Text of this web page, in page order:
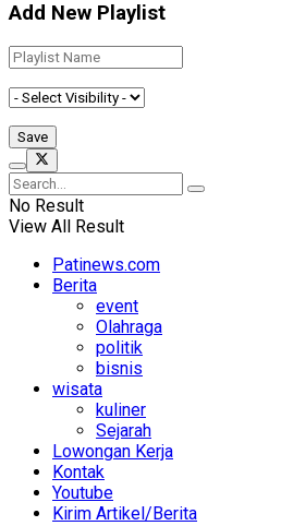
Add New Playlist
No Result
View All Result
Patinews.com
Berita
event
Olahraga
politik
bisnis
wisata
kuliner
Sejarah
Lowongan Kerja
Kontak
Youtube
Kirim Artikel/Berita